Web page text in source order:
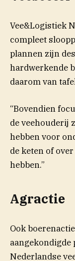
Vee&Logistiek
compleet
plannen zijn
hardwerkende
daarom van
“Bovendien
de veehouderij
hebben voor
de keten of
hebben.”
Agractie
Ook
aangekondigde
Nederlandse